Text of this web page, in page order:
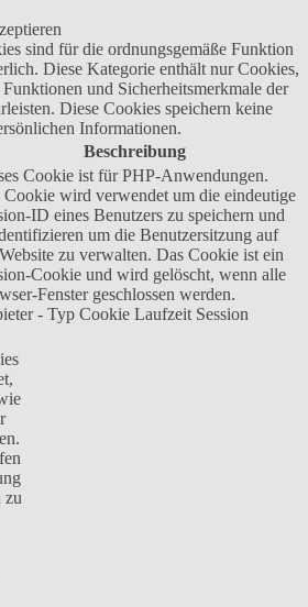
sind für die ordnungsgemäße Funktion
Diese Kategorie enthält nur Cookies,
und Sicherheitsmerkmale der
Diese Cookies speichern keine
Informationen.
Beschreibung
Cookie ist für PHP-Anwendungen.
Cookie wird verwendet um die eindeutige
ID eines Benutzers zu speichern und
um die Benutzersitzung auf
zu verwalten. Das Cookie ist ein
Cookie und wird gelöscht, wenn alle
Fenster geschlossen werden.
- Typ Cookie Laufzeit Session
zu